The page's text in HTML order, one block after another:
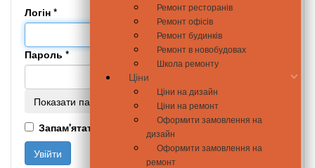
Ремонт ресторанів
Ремонт офісів
Ремонт будинків
Ремонт в новобудовах
Школа ремонту
Ціни
Ціни на дизайн
Ціни на ремонт
Оформити замовлення на
дизайн
Оформити замовлення на
ремонт
Логін *
Пароль*
Показати пароль
Запам'ятати мене
Увійти